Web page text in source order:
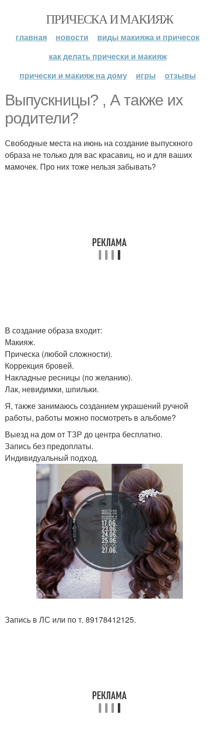
ПРИЧЕСКА И МАКИЯЖ
главная новости
виды макияжа и причесок
как делать прически и макияж
прически и макияж на дому
игры отзывы
Выпускницы? , А также их
родители?
Свободные места на июнь на создание выпускного
образа не только для вас красавиц, но и для ваших
мамочек. Про них тоже нельзя забывать?
В создание образа входит:
Макияж.
Прическа (любой сложности).
Коррекция бровей.
Накладные ресницы (по желанию).
Лак, невидимки, шпильки.
Я, также занимаюсь созданием украшений ручной
работы, работы можно посмотреть в альбоме?
Выезд на дом от ТЗР до центра бесплатно.
Запись без предоплаты.
Индивидуальный подход.
Запись в ЛС или по т. 89178412125.